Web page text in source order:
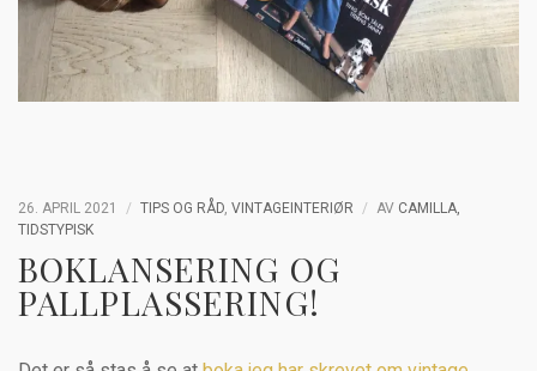
26. APRIL 2021 TIPS OG RÅD, VINTAGEINTERIØR AV CAMILLA,
TIDSTYPISK
BOKLANSERING OG
PALLPLASSERING!